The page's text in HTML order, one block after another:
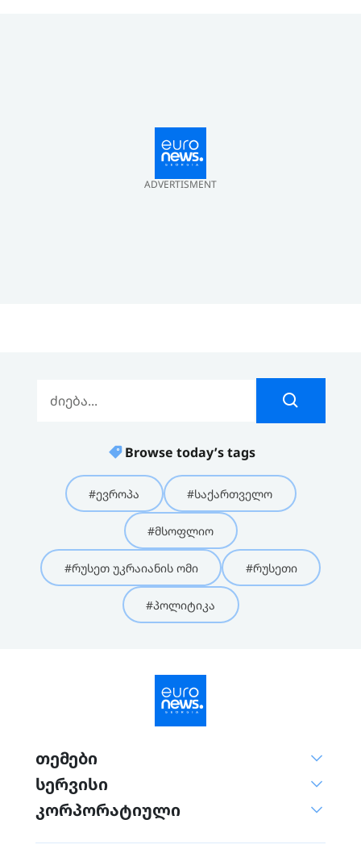
ADVERTISMENT
Browse today’s tags
#ევროპა #საქართველო
#მსოფლიო
#რუსეთ უკრაიანის ომი #რუსეთი
#პოლიტიკა
თემები
სერვისი
კორპორატიული